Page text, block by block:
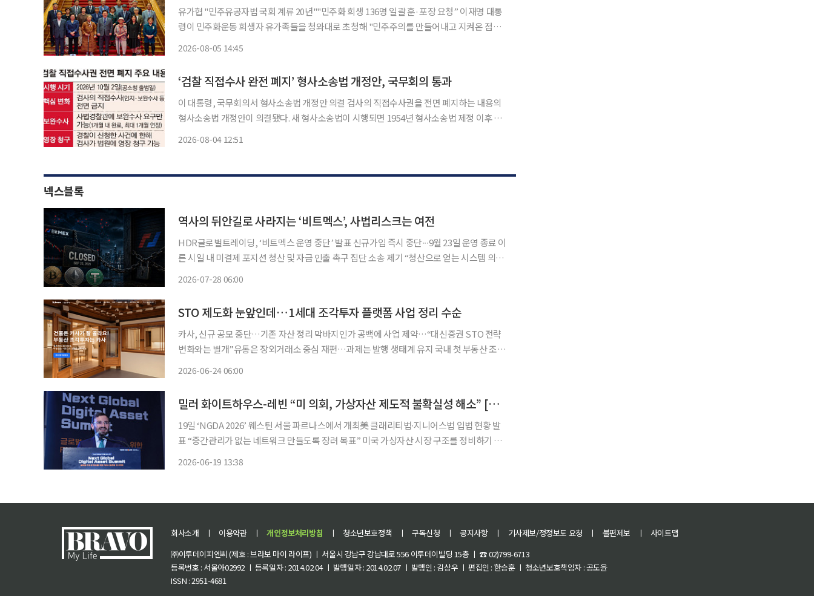
유가협 "민주유공자법 국회 계류 20년""민주화 희생 136명 일괄 훈·포장 요청” 이재명 대통
령이 민주화운동 희생자 유가족들을 청와대로 초청해 "민주주의를 만들어내고 지켜온 점에
2026-08-05 14:45
‘검찰 직접수사 완전 폐지’ 형사소송법 개정안, 국무회의 통과
이 대통령, 국무회의서 형사소송법 개정안 의결 검사의 직접수사권을 전면 폐지하는 내용의
형사소송법 개정안이 의결됐다. 새 형사소송법이 시행되면 1954년 형사소송법 제정 이후 72
2026-08-04 12:51
넥스블록
역사의 뒤안길로 사라지는 ‘비트멕스’, 사법리스크는 여전
HDR글로벌트레이딩, ‘비트멕스 운영 중단’ 발표 신규가입 즉시 중단∙∙∙9월 23일 운영 종료 이
른 시일 내 미결제 포지션 청산 및 자금 인출 촉구 집단 소송 제기 “청산으로 얻는 시스템 의도
2026-07-28 06:00
STO 제도화 눈앞인데…1세대 조각투자 플랫폼 사업 정리 수순
카사, 신규 공모 중단…기존 자산 정리 막바지인가 공백에 사업 제약…“대신증권 STO 전략
변화와는 별개”유통은 장외거래소 중심 재편…과제는 발행 생태계 유지 국내 첫 부동산 조각
2026-06-24 06:00
밀러 화이트하우스-레빈 “미 의회, 가상자산 제도적 불확실성 해소” [디지털에셋 서밋 2026]
19일 ‘NGDA 2026’ 웨스틴 서울 파르나스에서 개최美 클래리티법∙지니어스법 입법 현황 발
표 “중간관리가 없는 네트워크 만들도록 장려 목표” 미국 가상자산 시장 구조를 정비하기 위
2026-06-19 13:38
회사소개 ㅣ 이용약관 ㅣ 개인정보처리방침 ㅣ 청소년보호정책 ㅣ 구독신청 ㅣ 공지사항 ㅣ 기사제보/정정보도 요청 ㅣ 불편제보 ㅣ
사이트맵
㈜이투데이피엔씨 (제호 : 브라보 마이 라이프) ㅣ 서울시 강남구 강남대로 556 이투데이빌딩 15층 ㅣ ☎ 02)799-6713
등록번호 : 서울아02992 ㅣ 등록일자 : 2014.02.04 ㅣ 발행일자 : 2014.02.07 ㅣ 발행인 : 김상우 ㅣ 편집인 : 한승훈 ㅣ 청소년보호책임자 : 공도윤
ISSN : 2951-4681